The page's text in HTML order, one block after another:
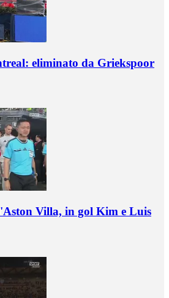
eliminato da Griekspoor
Villa, in gol Kim e Luis